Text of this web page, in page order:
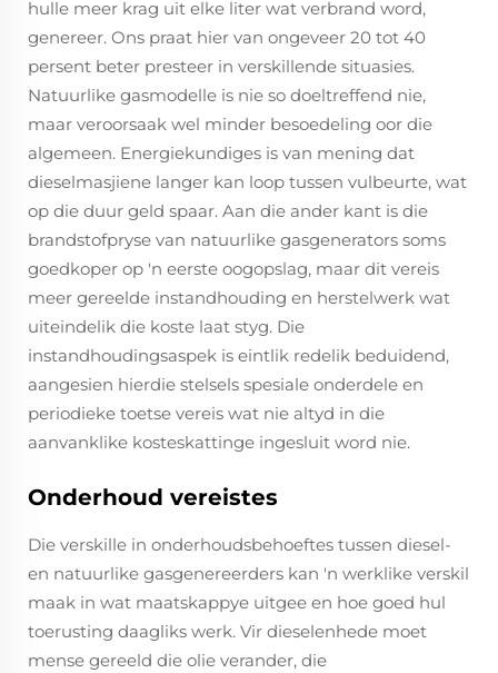
hulle meer krag uit elke liter wat verbrand word,
genereer. Ons praat hier van ongeveer 20 tot 40
persent beter presteer in verskillende situasies.
Natuurlike gasmodelle is nie so doeltreffend nie,
maar veroorsaak wel minder besoedeling oor die
algemeen. Energiekundiges is van mening dat
dieselmasjiene langer kan loop tussen vulbeurte, wat
op die duur geld spaar. Aan die ander kant is die
brandstofpryse van natuurlike gasgenerators soms
goedkoper op 'n eerste oogopslag, maar dit vereis
meer gereelde instandhouding en herstelwerk wat
uiteindelik die koste laat styg. Die
instandhoudingsaspek is eintlik redelik beduidend,
aangesien hierdie stelsels spesiale onderdele en
periodieke toetse vereis wat nie altyd in die
aanvanklike kosteskattinge ingesluit word nie.
Onderhoud vereistes
Die verskille in onderhoudsbehoeftes tussen diesel-
en natuurlike gasgenereerders kan 'n werklike verskil
maak in wat maatskappye uitgee en hoe goed hul
toerusting daagliks werk. Vir dieselenhede moet
mense gereeld die olie verander, die